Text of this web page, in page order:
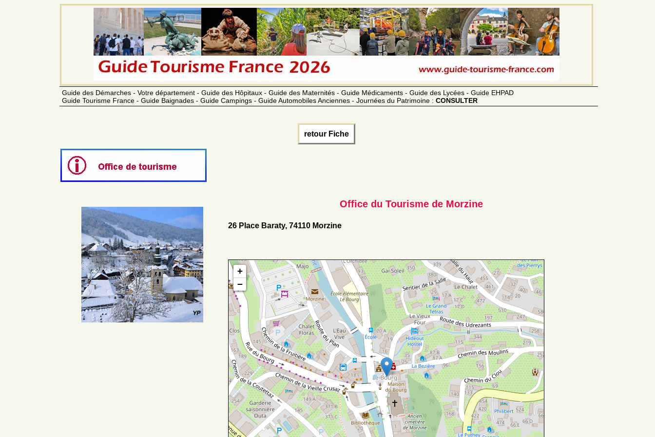
Guide des Démarches - Votre département - Guide des Hôpitaux - Guide des Maternités - Guide Médicaments - Guide des Lycées - Guide EHPAD
Guide Tourisme France - Guide Baignades - Guide Campings - Guide Automobiles Anciennes - Journées du Patrimoine : CONSULTER
retour Fiche
Office du Tourisme de Morzine
26 Place Baraty, 74110 Morzine
+
−